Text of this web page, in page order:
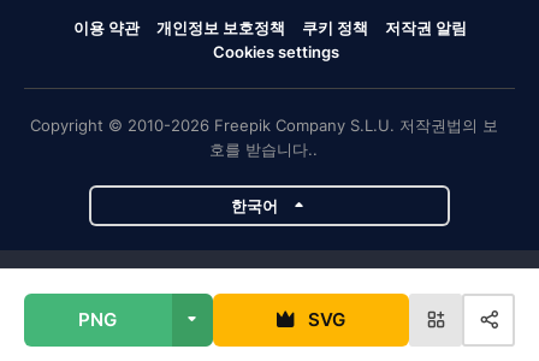
PNG SVG
이용 약관 개인정보 보호정책 쿠키 정책
저작권 알림
Cookies settings
Copyright © 2010-2026 Freepik Company S.L.U. 저작권법의 보
호를 받습니다..
한국어